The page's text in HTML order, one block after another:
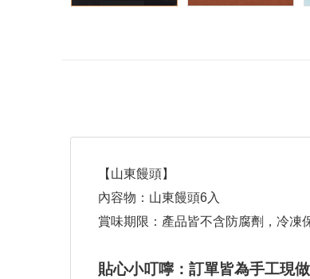
【山東饅頭】
內容物：山東饅頭6入
賞味期限：產品皆不含防腐劑，冷凍
貼心小叮嚀：訂單皆為手工現